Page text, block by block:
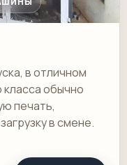
в отличном
обычно
печать,
в смене.